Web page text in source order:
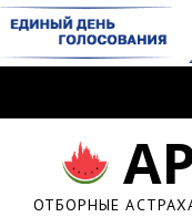
ОТБОРНЫЕ